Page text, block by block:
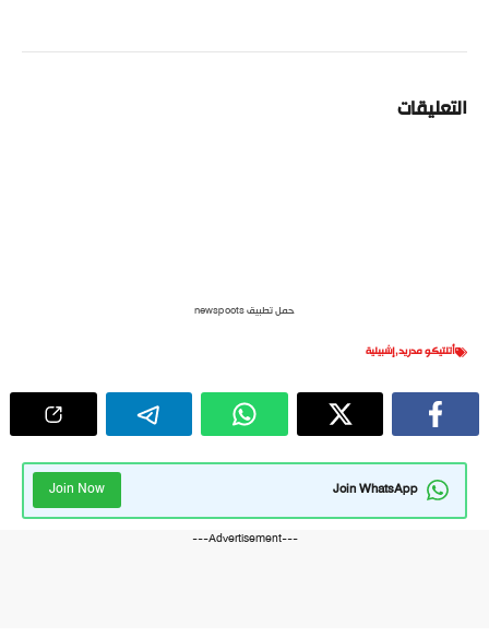
التعليقات
حمل تطبيق newspoots
أتلتيكو مدريد,إشبيلية
Join WhatsApp
Join Now
---Advertisement---